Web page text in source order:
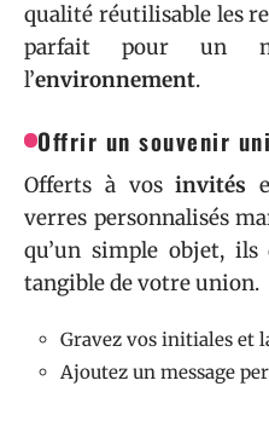
qualité réutilisable les
parfait pour un
l’environnement.
Offrir un souvenir
Offerts à vosinvités
verres personnalisés
qu’un simple objet,
tangible de votre union.
Gravez vos initiales et
Ajoutez un message